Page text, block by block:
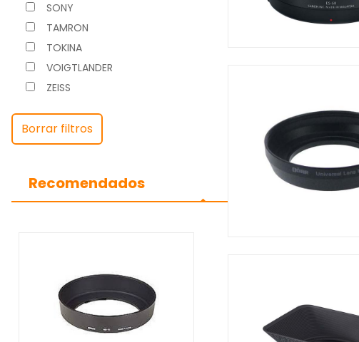
SONY
TAMRON
TOKINA
VOIGTLANDER
ZEISS
Borrar filtros
Recomendados